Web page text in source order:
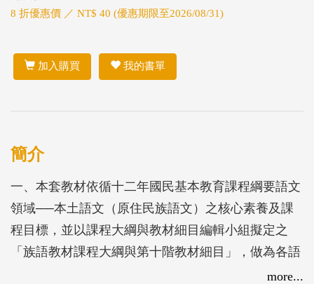
8 折優惠價 ／ NT$ 40 (優惠期限至2026/08/31)
加入購買 我的書單
簡介
一、本套教材依循十二年國民基本教育課程綱要語文
領域──本土語文（原住民族語文）之核心素養及課
程目標，並以課程大綱與教材細目編輯小組擬定之
「族語教材課程大綱與第十階教材細目」，做為各語
more...